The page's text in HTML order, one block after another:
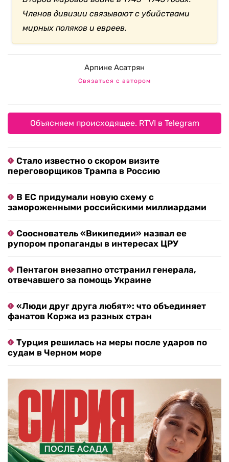
Членов дивизии связывают с убийствами
мирных поляков и евреев.
Арпине Асатрян
Связаться с автором
Объясняем происходящее. RTVI в Telegram
Стало известно о скором визите
переговорщиков Трампа в Россию
В ЕС придумали новую схему с
замороженными российскими миллиардами
Сооснователь «Википедии» назвал ее
рупором пропаганды в интересах ЦРУ
Пентагон внезапно отстранил генерала,
отвечавшего за помощь Украине
«Люди друг друга любят»: что объединяет
фанатов Коржа из разных стран
Турция решилась на меры после ударов по
судам в Черном море